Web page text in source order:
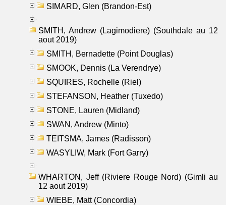
SIMARD, Glen (Brandon-Est)
SMITH, Andrew (Lagimodiere) (Southdale au 12
aout 2019)
SMITH, Bernadette (Point Douglas)
SMOOK, Dennis (La Verendrye)
SQUIRES, Rochelle (Riel)
STEFANSON, Heather (Tuxedo)
STONE, Lauren (Midland)
SWAN, Andrew (Minto)
TEITSMA, James (Radisson)
WASYLIW, Mark (Fort Garry)
WHARTON, Jeff (Riviere Rouge Nord) (Gimli au
12 aout 2019)
WIEBE, Matt (Concordia)